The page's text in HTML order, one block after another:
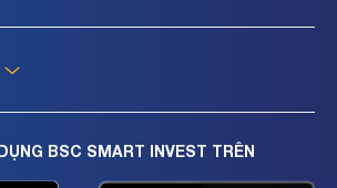
BSC SMART INVEST TRÊN